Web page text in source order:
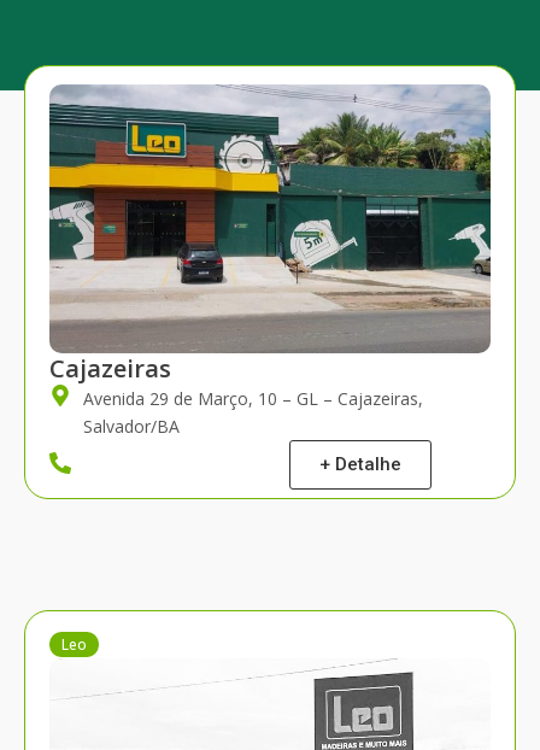
Cajazeiras
Avenida 29 de Março, 10 – GL – Cajazeiras,
Salvador/BA
+ Detalhe
Leo